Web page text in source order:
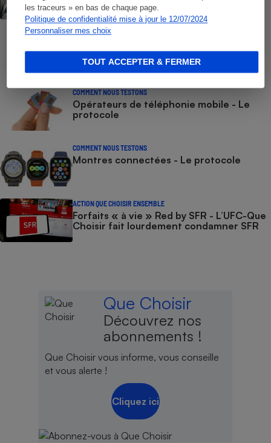
les traceurs » en bas de chaque page.
Politique de confidentialité mise à jour le 12/07/2024
Personnaliser mes choix
TOUT ACCEPTER & FERMER
liste des numéros non surtaxés
COMMENT NOUS TESTONS
Smartphones - Le protocole
COMMENT NOUS TESTONS
Opérateurs de téléphonie mobile - Le
protocole
COMMENT NOUS TESTONS
Montres connectées - Le protocole
ACTION QUE CHOISIR ENSEMBLE
Forfaits « à vie » Red by SFR - L’UFC-Que
Choisir fait lourdement condamner SFR
Que Choisir
Découvrez nos
abonnements !
Que Choisir vous informe, vous conseille
et vous alerte !
Cliquez ici